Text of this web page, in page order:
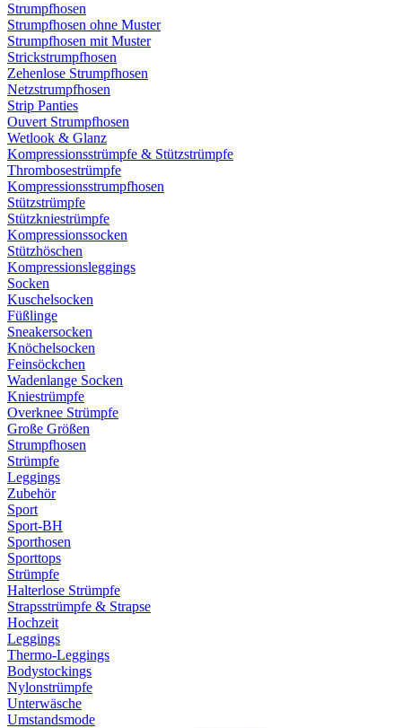
Strumpfhosen
Strumpfhosen ohne Muster
Strumpfhosen mit Muster
Strickstrumpfhosen
Zehenlose Strumpfhosen
Netzstrumpfhosen
Strip Panties
Ouvert Strumpfhosen
Wetlook & Glanz
Kompressionsstrümpfe & Stützstrümpfe
Thrombosestrümpfe
Kompressionsstrumpfhosen
Stützstrümpfe
Stützkniestrümpfe
Kompressionssocken
Stützhöschen
Kompressionsleggings
Socken
Kuschelsocken
Füßlinge
Sneakersocken
Knöchelsocken
Feinsöckchen
Wadenlange Socken
Kniestrümpfe
Overknee Strümpfe
Große Größen
Strumpfhosen
Strümpfe
Leggings
Zubehör
Sport
Sport-BH
Sporthosen
Sporttops
Strümpfe
Halterlose Strümpfe
Strapsstrümpfe & Strapse
Hochzeit
Leggings
Thermo-Leggings
Bodystockings
Nylonstrümpfe
Unterwäsche
Umstandsmode